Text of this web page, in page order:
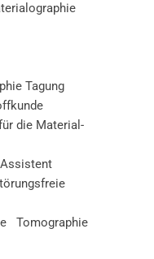
Tagung
die Material-
Tomographie